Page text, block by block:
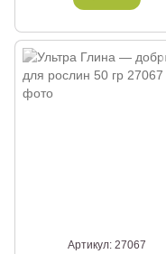
Артикул: 27067